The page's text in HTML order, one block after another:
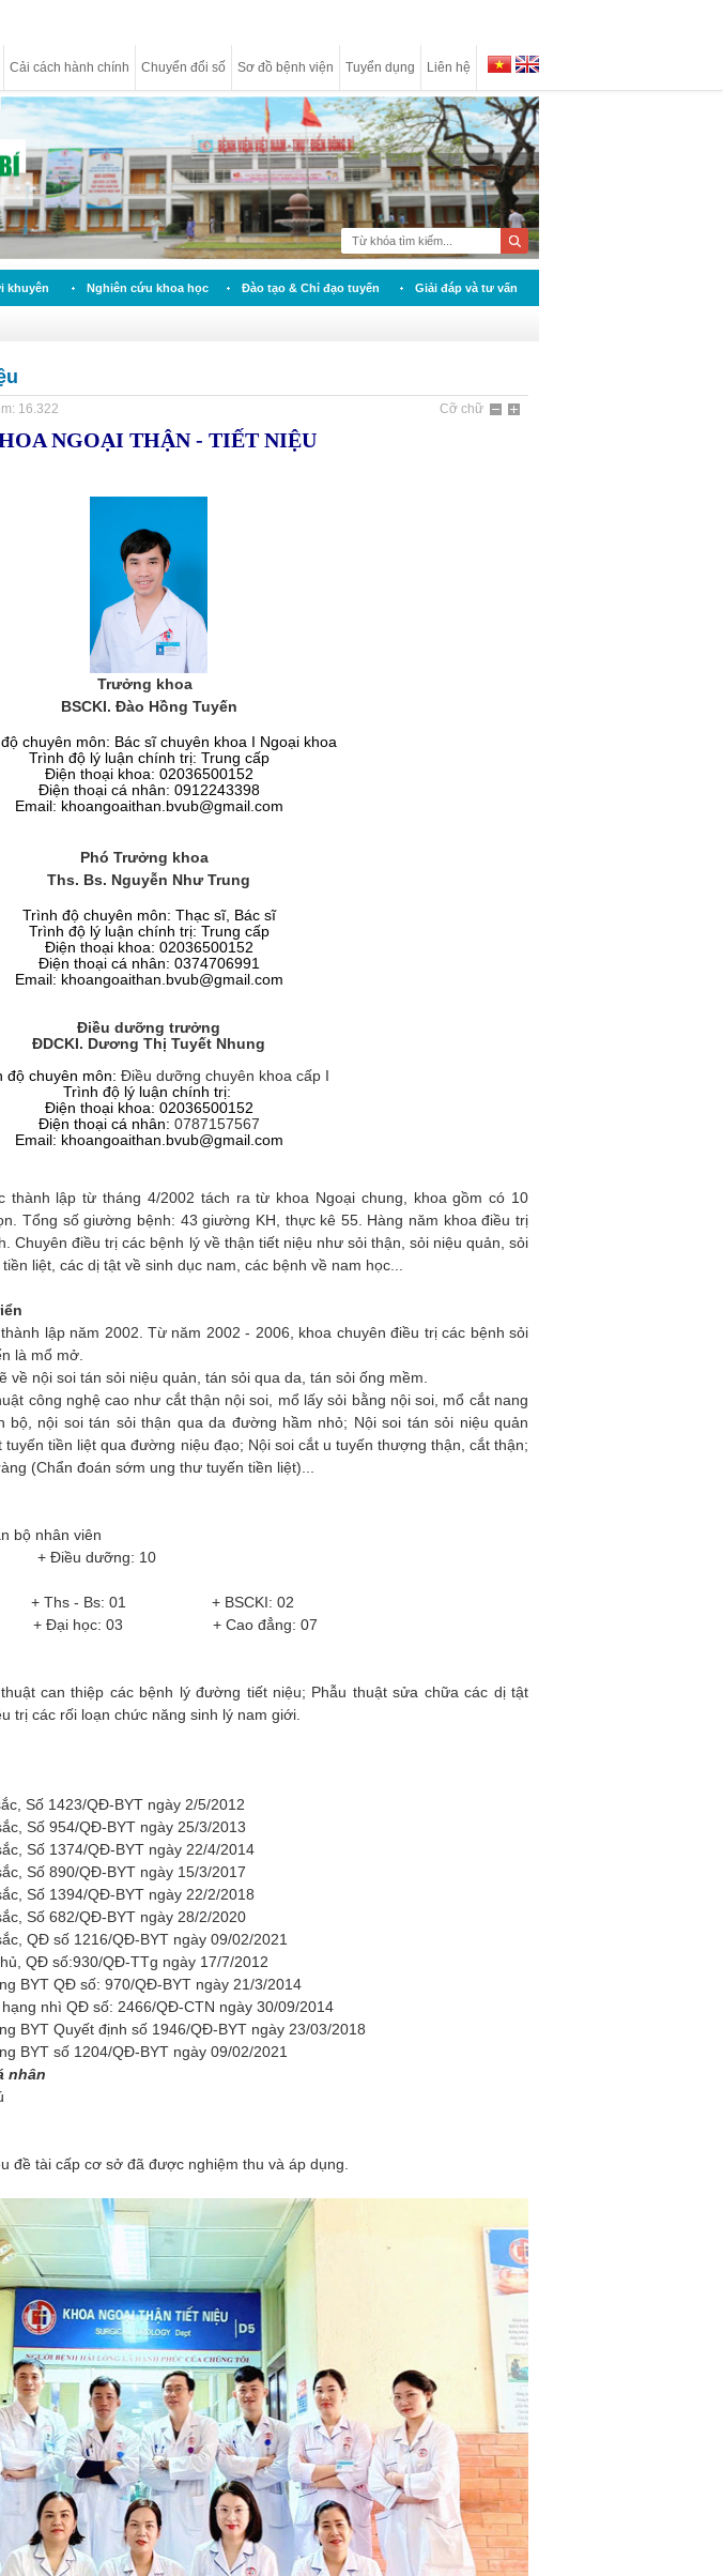
Cải cách hành chính Chuyển đổi số Sơ đồ bệnh viện Tuyển dụng Liên hệ
khuyên Nghiên cứu khoa học Đào tạo & Chỉ đạo tuyến Giải đáp và tư vấn
16.322 Cỡ chữ
NGOẠI THẬN - TIẾT NIỆU
Trưởng khoa
BSCKI. Đào Hồng Tuyến
chuyên môn: Bác sĩ chuyên khoa I Ngoại khoa
Trình độ lý luận chính trị: Trung cấp
Điện thoại khoa: 02036500152
Điện thoại cá nhân: 0912243398
Email: khoangoaithan.bvub@gmail.com
Phó Trưởng khoa
Ths. Bs. Nguyễn Như Trung
Trình độ chuyên môn: Thạc sĩ, Bác sĩ
Trình độ lý luận chính trị: Trung cấp
Điện thoại khoa: 02036500152
Điện thoại cá nhân: 0374706991
Email: khoangoaithan.bvub@gmail.com
Điều dưỡng trưởng
ĐDCKI. Dương Thị Tuyết Nhung
độ chuyên môn: Điều dưỡng chuyên khoa cấp I
Trình độ lý luận chính trị:
Điện thoại khoa: 02036500152
Điện thoại cá nhân: 0787157567
Email: khoangoaithan.bvub@gmail.com
thành lập từ tháng 4/2002 tách ra từ khoa Ngoại chung, khoa gồm có 10
Tổng số giường bệnh: 43 giường KH, thực kê 55. Hàng năm khoa điều trị
Chuyên điều trị các bệnh lý về thận tiết niệu như sỏi thận, sỏi niệu quản, sỏi
liệt, các dị tật về sinh dục nam, các bệnh về nam học...
lập năm 2002. Từ năm 2002 - 2006, khoa chuyên điều trị các bệnh sỏi
là mổ mở.
nội soi tán sỏi niệu quản, tán sỏi qua da, tán sỏi ống mềm.
công nghệ cao như cắt thận nội soi, mổ lấy sỏi bằng nội soi, mổ cắt nang
bộ, nội soi tán sỏi thận qua da đường hầm nhỏ; Nội soi tán sỏi niệu quản
tiền liệt qua đường niệu đạo; Nội soi cắt u tuyến thượng thận, cắt thận;
(Chẩn đoán sớm ung thư tuyến tiền liệt)...
bộ nhân viên
dưỡng: 10
Ths - Bs: 01 + BSCKI: 02
học: 03 + Cao đẳng: 07
can thiệp các bệnh lý đường tiết niệu; Phẫu thuật sửa chữa các dị tật
trị các rối loạn chức năng sinh lý nam giới.
Số 1423/QĐ-BYT ngày 2/5/2012
Số 954/QĐ-BYT ngày 25/3/2013
Số 1374/QĐ-BYT ngày 22/4/2014
Số 890/QĐ-BYT ngày 15/3/2017
Số 1394/QĐ-BYT ngày 22/2/2018
Số 682/QĐ-BYT ngày 28/2/2020
QĐ số 1216/QĐ-BYT ngày 09/02/2021
QĐ số:930/QĐ-TTg ngày 17/7/2012
BYT QĐ số: 970/QĐ-BYT ngày 21/3/2014
nhì QĐ số: 2466/QĐ-CTN ngày 30/09/2014
BYT Quyết định số 1946/QĐ-BYT ngày 23/03/2018
BYT số 1204/QĐ-BYT ngày 09/02/2021
nhân
đề tài cấp cơ sở đã được nghiệm thu và áp dụng.